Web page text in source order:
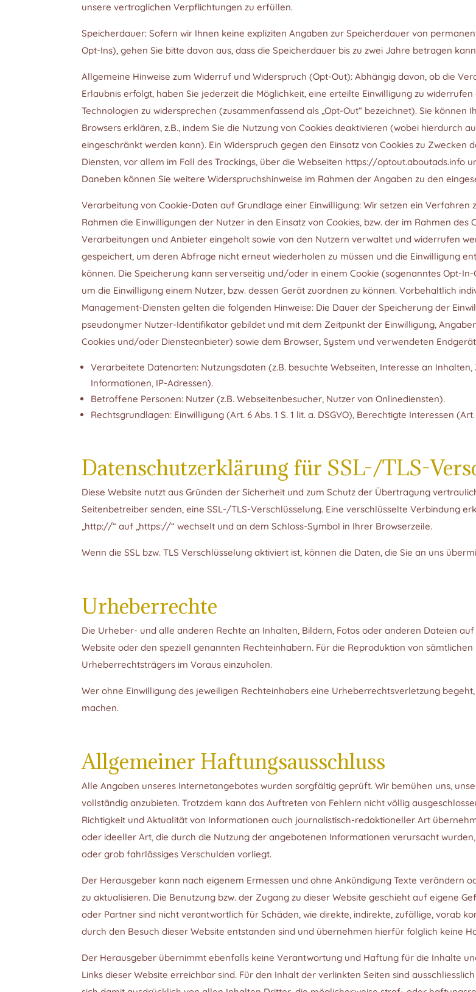
unsere vertraglichen Verpflichtungen zu erfüllen.
Speicherdauer: Sofern wir Ihnen keine expliziten Angaben zur Speicherdauer von
Opt-Ins), gehen Sie bitte davon aus, dass die Speicherdauer bis zu zwei Jahre betragen
Allgemeine Hinweise zum Widerruf und Widerspruch (Opt-Out): Abhängig davon, ob die
Erlaubnis erfolgt, haben Sie jederzeit die Möglichkeit, eine erteilte Einwilligung zu
Technologien zu widersprechen (zusammenfassend als „Opt-Out“ bezeichnet). Sie
Browsers erklären, z.B., indem Sie die Nutzung von Cookies deaktivieren (wobei hierdurch
eingeschränkt werden kann). Ein Widerspruch gegen den Einsatz von Cookies zu
Diensten, vor allem im Fall des Trackings, über die Webseiten https://
Daneben können Sie weitere Widerspruchshinweise im Rahmen der Angaben zu den
Verarbeitung von Cookie-Daten auf Grundlage einer Einwilligung: Wir setzen ein Verfahren
Rahmen die Einwilligungen der Nutzer in den Einsatz von Cookies, bzw. der im Rahmen
Verarbeitungen und Anbieter eingeholt sowie von den Nutzern verwaltet und widerrufen
gespeichert, um deren Abfrage nicht erneut wiederholen zu müssen und die Einwilligung
können. Die Speicherung kann serverseitig und/oder in einem Cookie (sogenanntes Opt-
um die Einwilligung einem Nutzer, bzw. dessen Gerät zuordnen zu können. Vorbehaltlich
Management-Diensten gelten die folgenden Hinweise: Die Dauer der Speicherung der
pseudonymer Nutzer-Identifikator gebildet und mit dem Zeitpunkt der Einwilligung,
Cookies und/oder Diensteanbieter) sowie dem Browser, System und verwendeten
Verarbeitete Datenarten: Nutzungsdaten (z.B. besuchte Webseiten, Interesse an
Informationen, IP-Adressen).
Betroffene Personen: Nutzer (z.B. Webseitenbesucher, Nutzer von Onlinediensten).
Rechtsgrundlagen: Einwilligung (Art. 6 Abs. 1 S. 1 lit. a. DSGVO), Berechtigte Interessen (Art.
Datenschutzerklärung für SSL-/TLS-
Diese Website nutzt aus Gründen der Sicherheit und zum Schutz der Übertragung
Seitenbetreiber senden, eine SSL-/TLS-Verschlüsselung. Eine verschlüsselte Verbindung
„http://“ auf „https://“ wechselt und an dem Schloss-Symbol in Ihrer Browserzeile.
Wenn die SSL bzw. TLS Verschlüsselung aktiviert ist, können die Daten, die Sie an uns
Urheberrechte
Die Urheber- und alle anderen Rechte an Inhalten, Bildern, Fotos oder anderen Dateien
Website oder den speziell genannten Rechteinhabern. Für die Reproduktion von
Urheberrechtsträgers im Voraus einzuholen.
Wer ohne Einwilligung des jeweiligen Rechteinhabers eine Urheberrechtsverletzung
machen.
Allgemeiner Haftungsausschluss
Alle Angaben unseres Internetangebotes wurden sorgfältig geprüft. Wir bemühen uns,
vollständig anzubieten. Trotzdem kann das Auftreten von Fehlern nicht völlig
Richtigkeit und Aktualität von Informationen auch journalistisch-redaktioneller Art
oder ideeller Art, die durch die Nutzung der angebotenen Informationen verursacht
oder grob fahrlässiges Verschulden vorliegt.
Der Herausgeber kann nach eigenem Ermessen und ohne Ankündigung Texte verändern
zu aktualisieren. Die Benutzung bzw. der Zugang zu dieser Website geschieht auf eigene
oder Partner sind nicht verantwortlich für Schäden, wie direkte, indirekte, zufällige, vorab
durch den Besuch dieser Website entstanden sind und übernehmen hierfür folglich keine
Der Herausgeber übernimmt ebenfalls keine Verantwortung und Haftung für die Inhalte
Links dieser Website erreichbar sind. Für den Inhalt der verlinkten Seiten sind